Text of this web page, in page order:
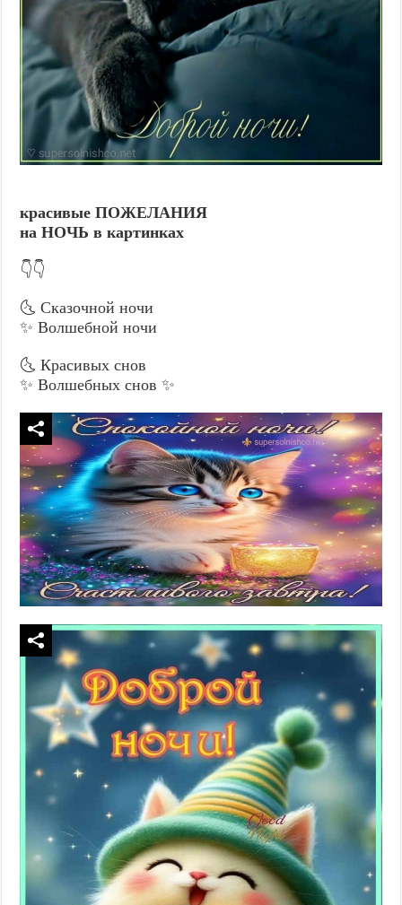
красивые ПОЖЕЛАНИЯ
на НОЧЬ в картинках
👇👇
🌜 Сказочной ночи
✨ Волшебной ночи
🌜 Красивых снов
✨ Волшебных снов ✨